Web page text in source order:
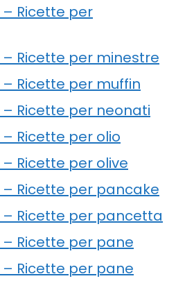
Ricette per
Ricette per minestre
Ricette per muffin
Ricette per neonati
Ricette per olio
Ricette per olive
Ricette per pancake
– Ricette per pancetta
Ricette per pane
Ricette per pane